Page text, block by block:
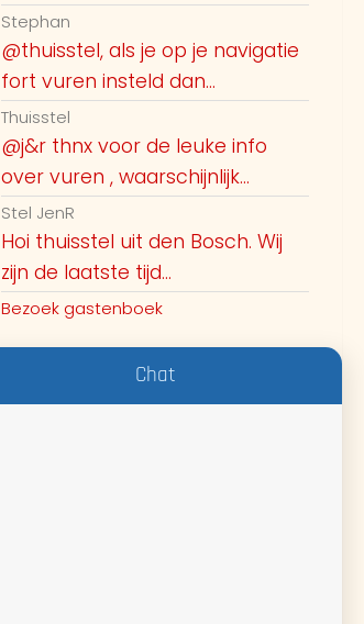
Stephan
@thuisstel, als je op je navigatie
fort vuren insteld dan...
Thuisstel
@j&r thnx voor de leuke info
over vuren , waarschijnlijk...
Stel JenR
Hoi thuisstel uit den Bosch. Wij
zijn de laatste tijd...
Bezoek gastenboek
Chat